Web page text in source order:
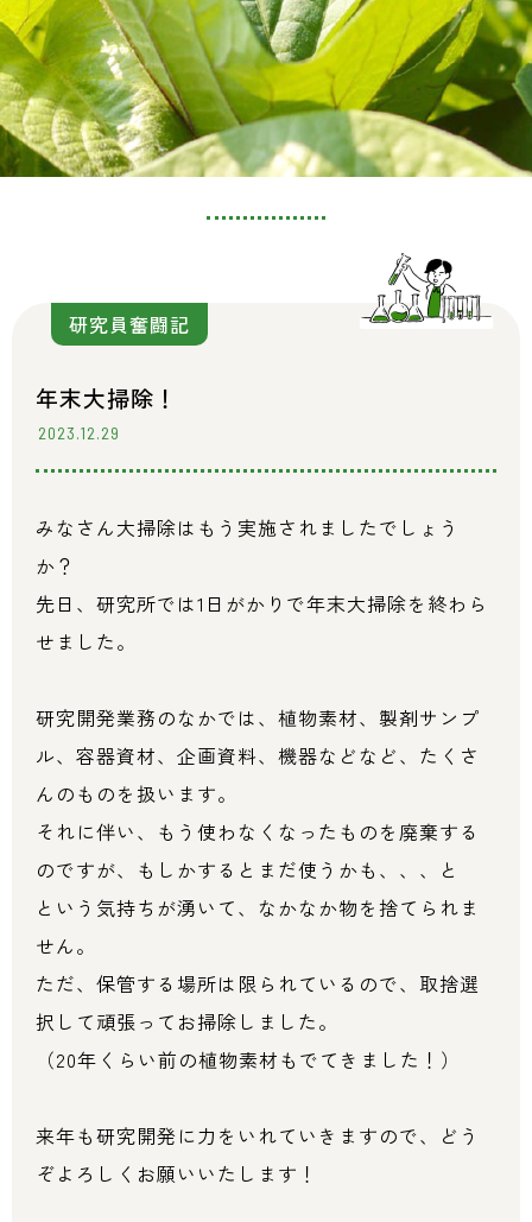
研究員奮闘記
年末大掃除！
2023.12.29
みなさん大掃除はもう実施されましたでしょう
か？
先日、研究所では1日がかりで年末大掃除を終わら
せました。
研究開発業務のなかでは、植物素材、製剤サンプ
ル、容器資材、企画資料、機器などなど、たくさ
んのものを扱います。
それに伴い、もう使わなくなったものを廃棄する
のですが、もしかするとまだ使うかも、、、と
という気持ちが湧いて、なかなか物を捨てられま
せん。
ただ、保管する場所は限られているので、取捨選
択して頑張ってお掃除しました。
（20年くらい前の植物素材もでてきました！）
来年も研究開発に力をいれていきますので、どう
ぞよろしくお願いいたします！